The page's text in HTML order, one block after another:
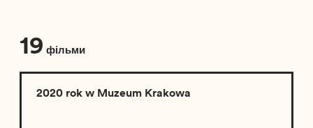
19 фільми
2020 rok w Muzeum Krakowa